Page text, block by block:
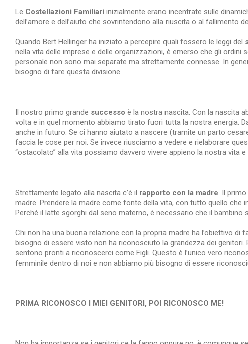
Le Costellazioni Familiari inizialmente erano incentrate sulle
dell’amore e dell’aiuto che sovrintendono alla riuscita o al fallimento
Quando Bert Hellinger ha iniziato a percepire quali fossero le leggi del
nella vita delle imprese e delle organizzazioni, è emerso che gli
personale non sono mai separate ma strettamente connesse. In
bisogno di fare questa divisione.
Il nostro primo grande successo è la nostra nascita. Con la nascita
volta e in quel momento abbiamo tirato fuori tutta la nostra energia.
anche in futuro. Se ci hanno aiutato a nascere (tramite un parto
faccia le cose per noi. Se invece riusciamo a vedere e rielaborare
“ostacolato” alla vita possiamo davvero vivere appieno la nostra vita
Strettamente legato alla nascita c’è il rapporto con la madre . Il
madre. Prendere la madre come fonte della vita, con tutto quello che
Perché il latte sgorghi dal seno materno, è necessario che il bambino
Chi non ha una buona relazione con la propria madre ha l’obiettivo
bisogno di essere visto non ha riconosciuto la grandezza dei
sentono pronti a riconoscerci come Figli. Questo è l’unico vero
femminile dentro di noi e non abbiamo più bisogno di essere
PRIMA RICONOSCO I MIEI GENITORI, POI RICONOSCO ME!